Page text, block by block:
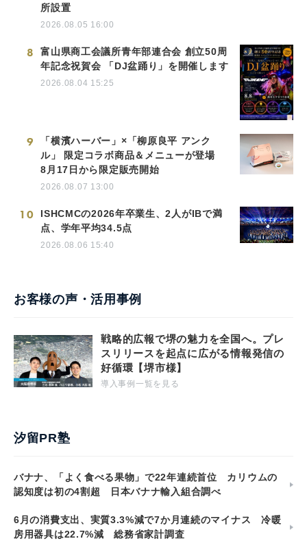
所設置
2026.08.05 16:00
8
富山県商工会議所青年部連合会 創立50周
年記念祝賀会 「DJ盆踊り」を開催します
2026.08.04 15:25
9
「横濱ハーバー」×「柳原良平 アンク
ル」 限定コラボ商品＆メニューが登場
8月17日から限定販売開始
2026.08.07 13:00
10
ISHCMCの2026年卒業生、2人がIBで満
点、学年平均34.5点
2026.08.06 15:40
お客様の声・活用事例
戦略的広報で堺の魅力を全国へ。プレ
スリリースを起点に広がる情報発信の
好循環【堺市様】
導入事例一覧を見る
汐留PR塾
バナナ、「よく食べる果物」で22年連続首位 カリウムの
認知度は初の4割超 日本バナナ輸入組合調べ
6月の消費支出、実質3.3%減で7か月連続のマイナス 冷暖
房用器具は22.7%減 総務省家計調査